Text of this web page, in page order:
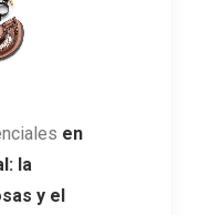
en
la
y el